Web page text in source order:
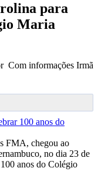
para
Maria
Com informações Irmã
FMA, chegou ao
no dia 23 de
anos do Colégio